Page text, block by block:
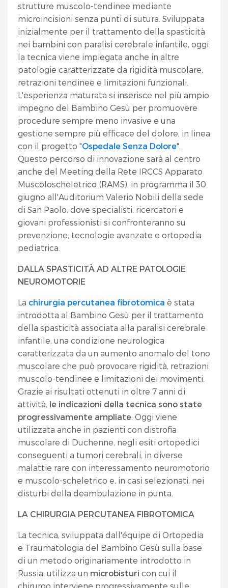
strutture muscolo-tendinee mediante
microincisioni senza punti di sutura. Sviluppata
inizialmente per il trattamento della spasticità
nei bambini con paralisi cerebrale infantile, oggi
la tecnica viene impiegata anche in altre
patologie caratterizzate da rigidità muscolare,
retrazioni tendinee e limitazioni funzionali.
L'esperienza maturata si inserisce nel più ampio
impegno del Bambino Gesù per promuovere
procedure sempre meno invasive e una
gestione sempre più efficace del dolore, in linea
con il progetto "Ospedale Senza Dolore".
Questo percorso di innovazione sarà al centro
anche del Meeting della Rete IRCCS Apparato
Muscoloscheletrico (RAMS), in programma il 30
giugno all'Auditorium Valerio Nobili della sede
di San Paolo, dove specialisti, ricercatori e
giovani professionisti si confronteranno su
prevenzione, tecnologie avanzate e ortopedia
pediatrica.
DALLA SPASTICITÀ AD ALTRE PATOLOGIE
NEUROMOTORIE
La chirurgia percutanea fibrotomica è stata
introdotta al Bambino Gesù per il trattamento
della spasticità associata alla paralisi cerebrale
infantile, una condizione neurologica
caratterizzata da un aumento anomalo del tono
muscolare che può provocare rigidità, retrazioni
muscolo-tendinee e limitazioni dei movimenti.
Grazie ai risultati ottenuti in oltre 7 anni di
attività, le indicazioni della tecnica sono state
progressivamente ampliate . Oggi viene
utilizzata anche in pazienti con distrofia
muscolare di Duchenne, negli esiti ortopedici
conseguenti a tumori cerebrali, in diverse
malattie rare con interessamento neuromotorio
e muscolo-scheletrico e, in casi selezionati, nei
disturbi della deambulazione in punta.
LA CHIRURGIA PERCUTANEA FIBROTOMICA
La tecnica, sviluppata dall'équipe di Ortopedia
e Traumatologia del Bambino Gesù sulla base
di un metodo originariamente introdotto in
Russia, utilizza un microbisturi con cui il
chirurgo interviene progressivamente sulle